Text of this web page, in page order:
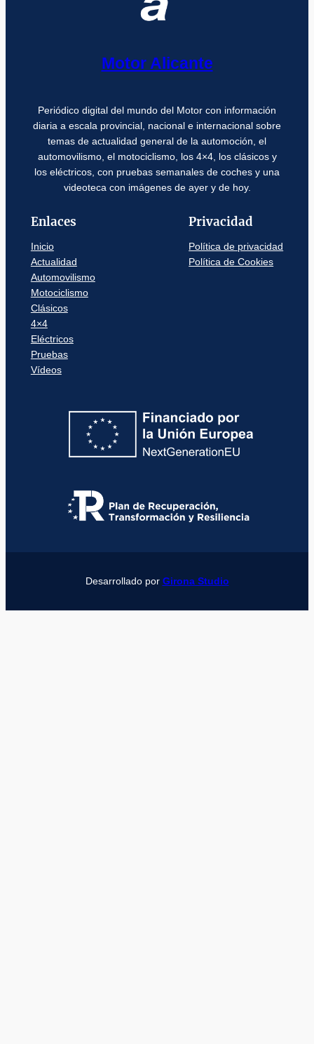
Motor Alicante
Periódico digital del mundo del Motor con información
diaria a escala provincial, nacional e internacional sobre
temas de actualidad general de la automoción, el
automovilismo, el motociclismo, los 4×4, los clásicos y
los eléctricos, con pruebas semanales de coches y una
videoteca con imágenes de ayer y de hoy.
Enlaces
Inicio
Actualidad
Automovilismo
Motociclismo
Clásicos
4×4
Eléctricos
Pruebas
Vídeos
Privacidad
Política de privacidad
Política de Cookies
Desarrollado por Girona Studio